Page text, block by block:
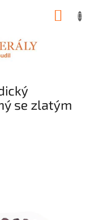
se zlatým